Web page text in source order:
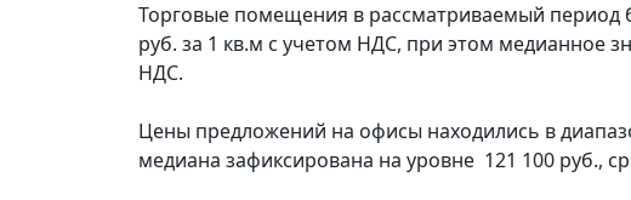
Торговые помещения в рассматриваемый период
руб. за 1 кв.м с учетом НДС, при этом медианное
НДС.
Цены предложений на офисы находились в
медиана зафиксирована на уровне 121 100 руб.,